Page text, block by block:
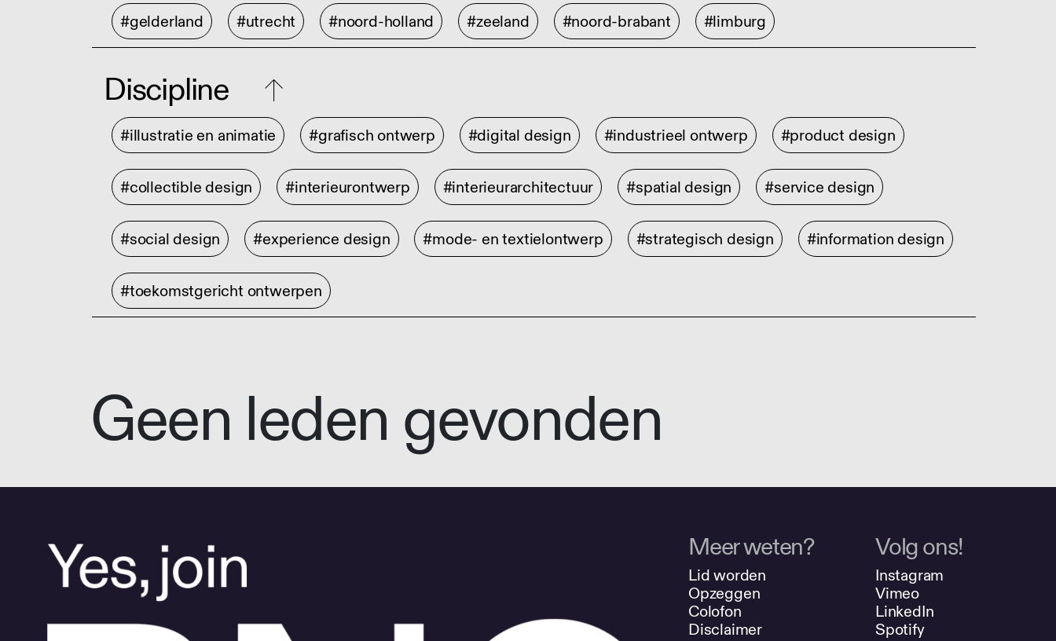
#gelderland #utrecht #noord-holland #zeeland #noord-brabant #limburg
Discipline
#illustratie en animatie #grafisch ontwerp #digital design #industrieel ontwerp #product design
#collectible design #interieurontwerp #interieurarchitectuur #spatial design #service design
#social design #experience design #mode- en textielontwerp #strategisch design #information design
#toekomstgericht ontwerpen
Geen leden gevonden
Meer weten?
Lid worden
Opzeggen
Colofon
Disclaimer
Volg ons!
Instagram
Vimeo
LinkedIn
Spotify